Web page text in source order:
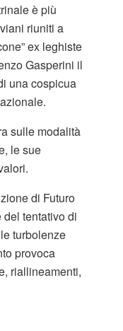
è più
riuniti a
ex leghiste
Gasperini il
una cospicua
sulle modalità
le sue
di Futuro
tentativo di
turbolenze
provoca
riallineamenti,